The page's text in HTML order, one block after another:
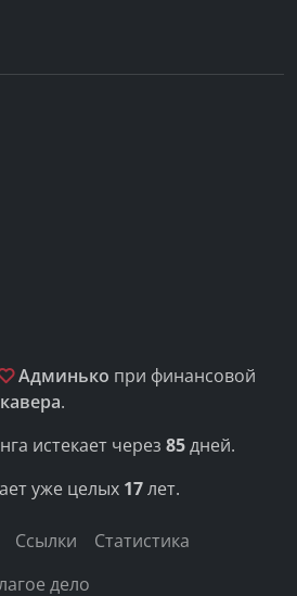
Админько при финансовой
.
истекает через 85дней.
уже целых 17лет.
Ссылки
Статистика
дело